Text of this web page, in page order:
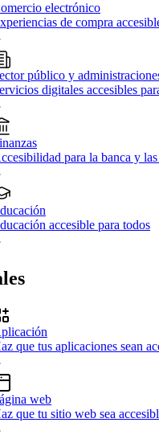
electrónico
de compra
público y
digitales accesibles
para la banca y
accesible para todos
que tus aplicaciones sean
web
que tu sitio web sea